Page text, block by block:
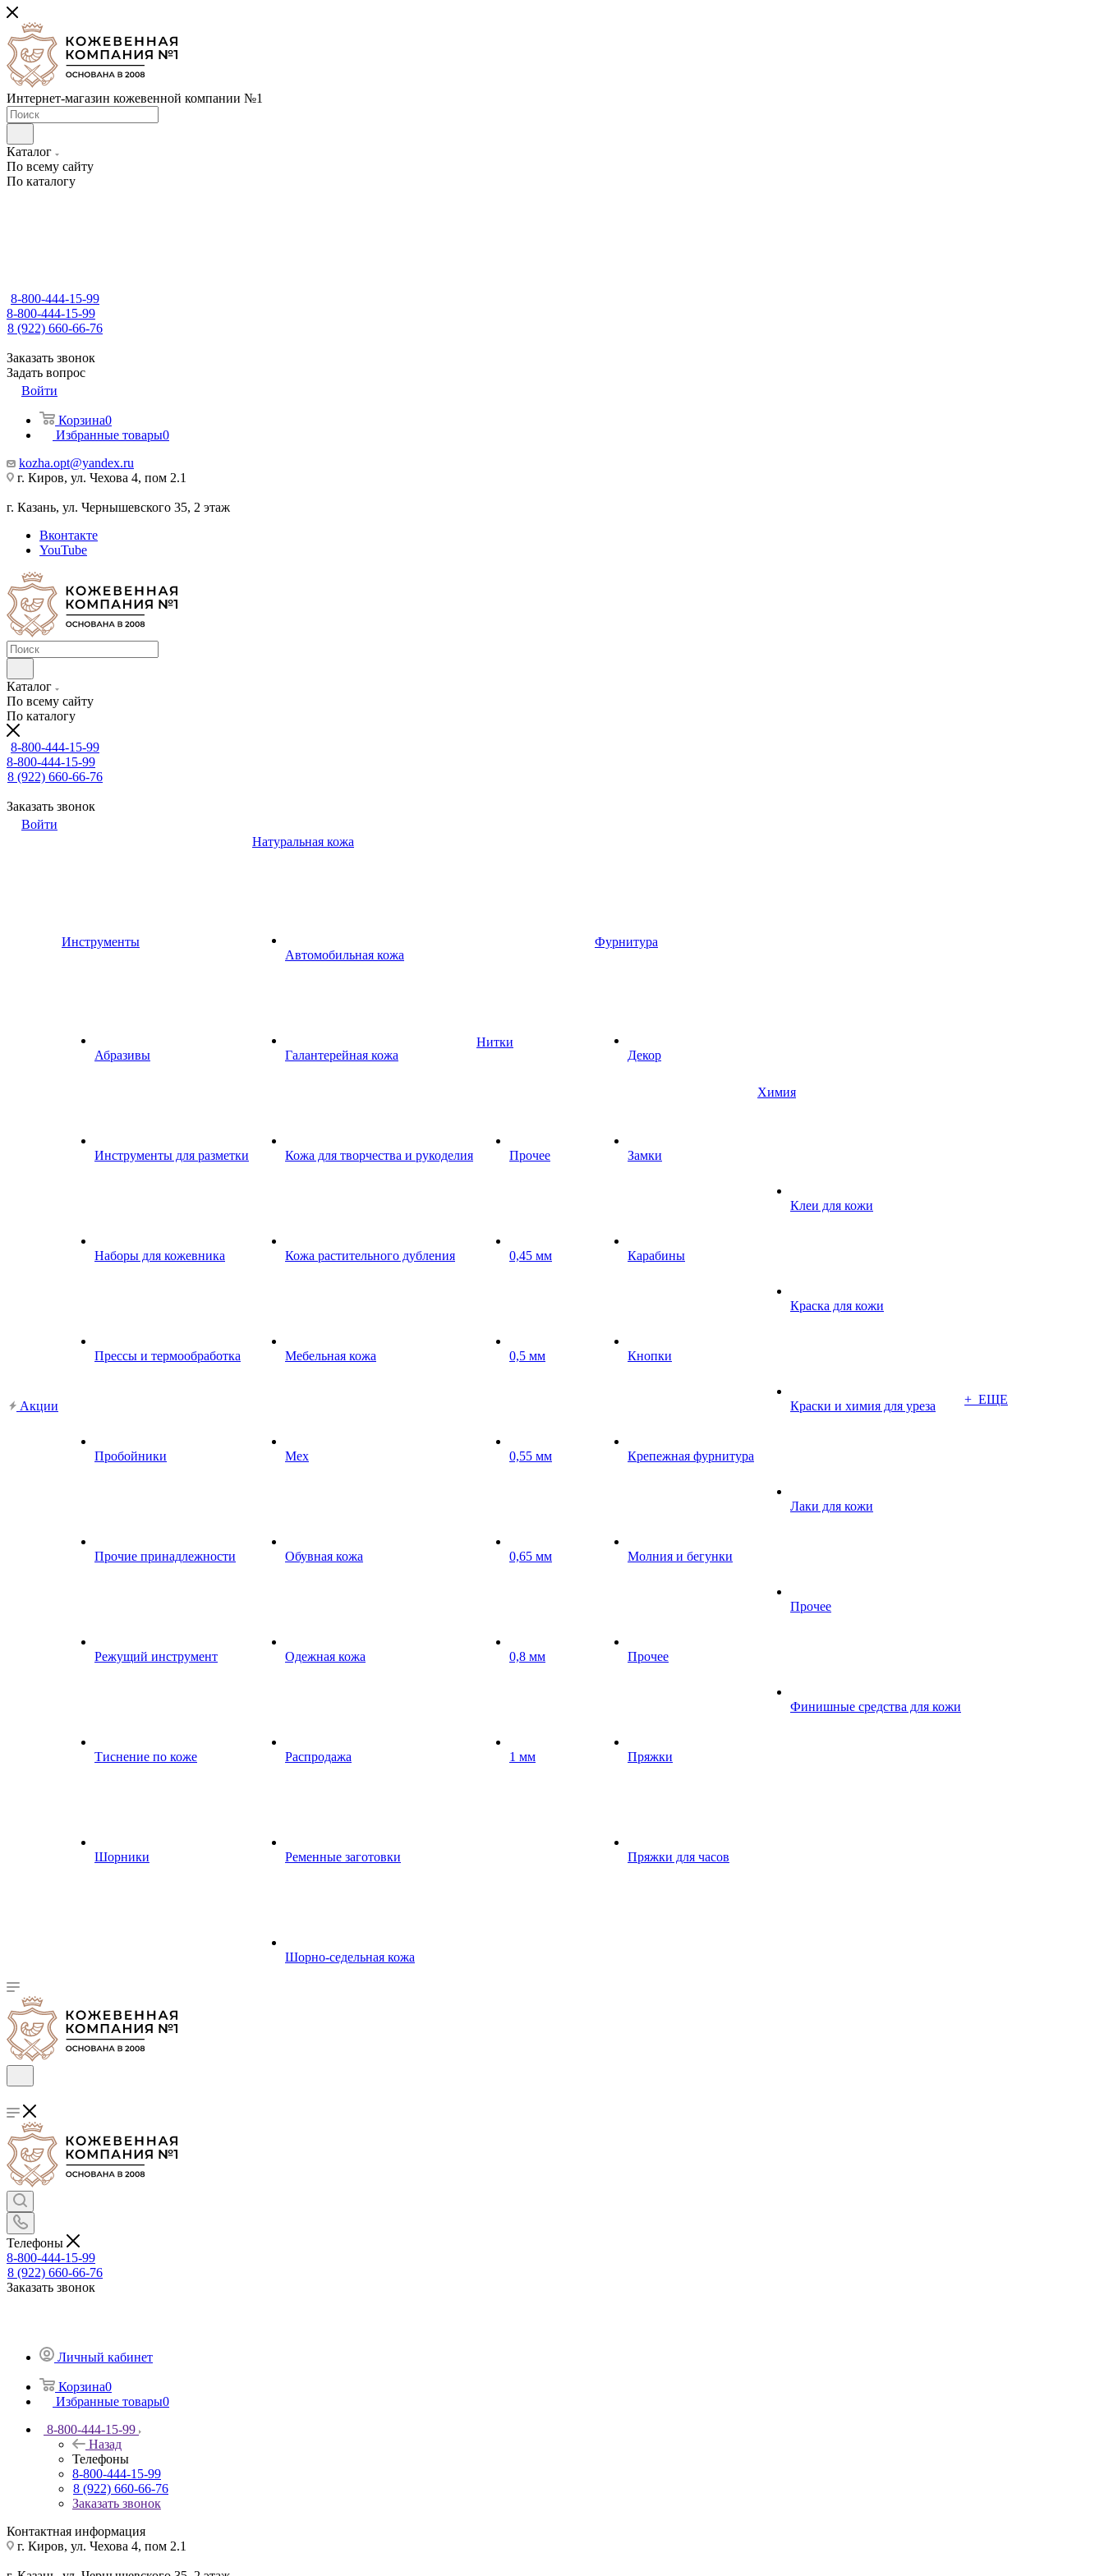
Интернет-магазин кожевенной компании №1
Каталог
По всему сайту
По каталогу
8-800-444-15-99
8-800-444-15-99
8 (922) 660-66-76
Заказать звонок
Задать вопрос
Войти
Корзина0
Избранные товары0
kozha.opt@yandex.ru
г. Киров, ул. Чехова 4, пом 2.1
г. Казань, ул. Чернышевского 35, 2 этаж
Вконтакте
YouTube
Каталог
По всему сайту
По каталогу
8-800-444-15-99
8-800-444-15-99
8 (922) 660-66-76
Заказать звонок
Войти
Акции
Инструменты
Абразивы
Инструменты для разметки
Наборы для кожевника
Прессы и термообработка
Пробойники
Прочие принадлежности
Режущий инструмент
Тиснение по коже
Шорники
Натуральная кожа
Автомобильная кожа
Галантерейная кожа
Кожа для творчества и рукоделия
Кожа растительного дубления
Мебельная кожа
Мех
Обувная кожа
Одежная кожа
Распродажа
Ременные заготовки
Шорно-седельная кожа
Нитки
Прочее
0,45 мм
0,5 мм
0,55 мм
0,65 мм
0,8 мм
1 мм
Фурнитура
Декор
Замки
Карабины
Кнопки
Крепежная фурнитура
Молния и бегунки
Прочее
Пряжки
Пряжки для часов
Химия
Клеи для кожи
Краска для кожи
Краски и химия для уреза
Лаки для кожи
Прочее
Финишные средства для кожи
+ ЕЩЕ
Телефоны
8-800-444-15-99
8 (922) 660-66-76
Заказать звонок
Личный кабинет
Корзина0
Избранные товары0
8-800-444-15-99
Назад
Телефоны
8-800-444-15-99
8 (922) 660-66-76
Заказать звонок
Контактная информация
г. Киров, ул. Чехова 4, пом 2.1